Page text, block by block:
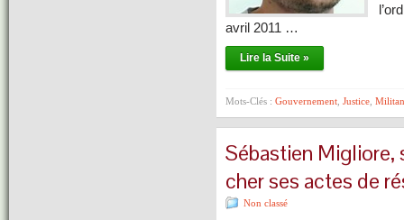
avril 2011 …
Lire la Suite »
Mots-Clés : Gouvernement Justice
Sébastien Migliore,
cher ses actes de
Non classé